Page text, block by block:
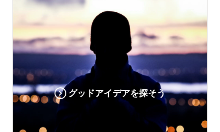
グッドアイデアを探そう